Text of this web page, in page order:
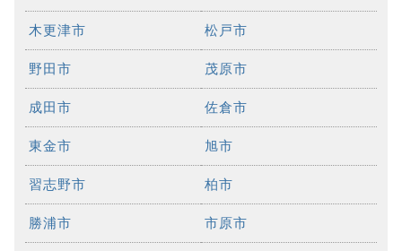
木更津市 松戸市
野田市 茂原市
成田市 佐倉市
東金市 旭市
習志野市 柏市
勝浦市 市原市